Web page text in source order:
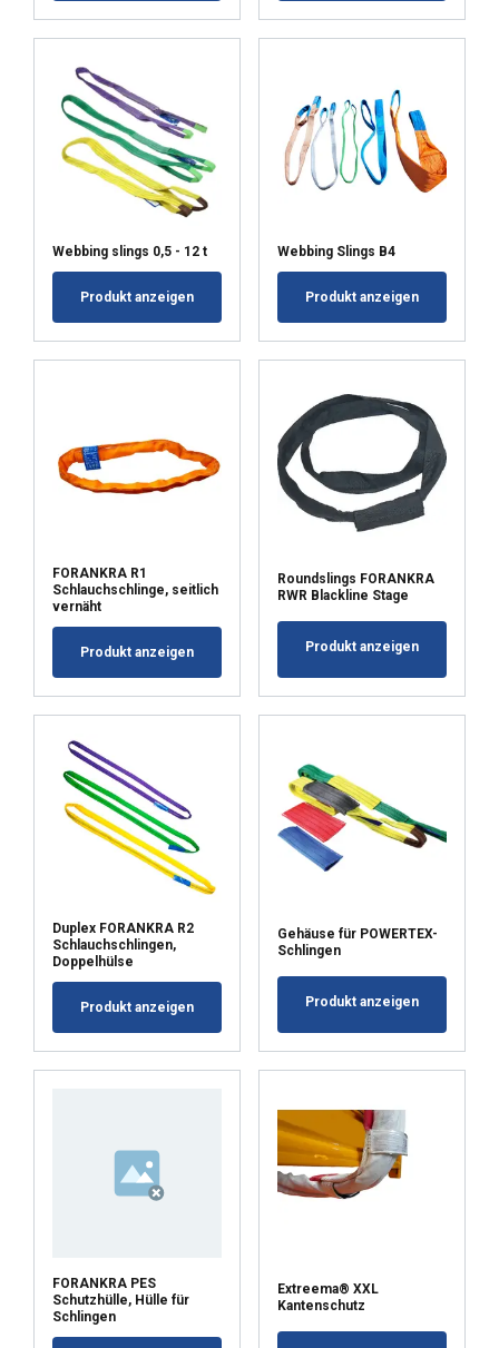
Webbing slings 0,5 - 12 t
Produkt anzeigen
Webbing Slings B4
Produkt anzeigen
FORANKRA R1
Schlauchschlinge, seitlich
vernäht
Produkt anzeigen
Roundslings FORANKRA
RWR Blackline Stage
Produkt anzeigen
Duplex FORANKRA R2
Schlauchschlingen,
Doppelhülse
Produkt anzeigen
Gehäuse für POWERTEX-
Schlingen
Produkt anzeigen
FORANKRA PES
Schutzhülle, Hülle für
Schlingen
Extreema® XXL
Kantenschutz
korzystania przez Ciebie z ich usług.
Polityka prywatności
Niezbędne Wydajność
Targetowanie Funkcjonalność
Niesklasyfikowane
AKCEPTUJ WSZYSTKIE
ODRZUĆ WSZYSTKIE